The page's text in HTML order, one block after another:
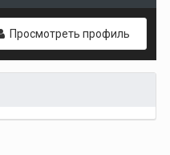
Просмотреть профиль